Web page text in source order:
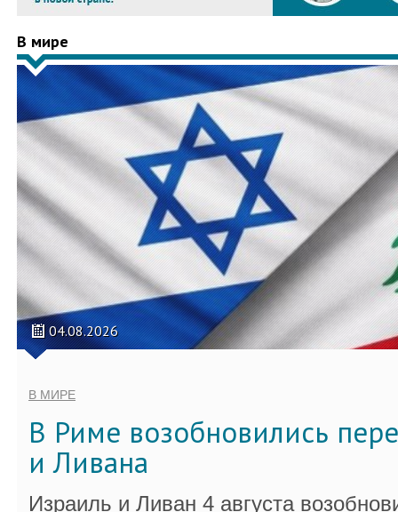
В мире
04.08.2026
В МИРЕ
В Риме возобновились
и Ливана
Израиль и Ливан 4 августа